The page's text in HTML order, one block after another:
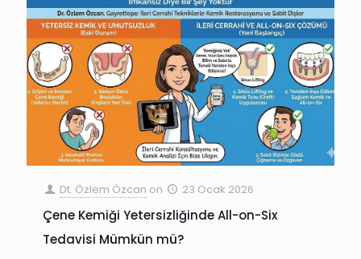
Dt. Özlem Özcan on 23 Ocak 2026
Çene Kemiği Yetersizliğinde All-on-Six
Tedavisi Mümkün mü?